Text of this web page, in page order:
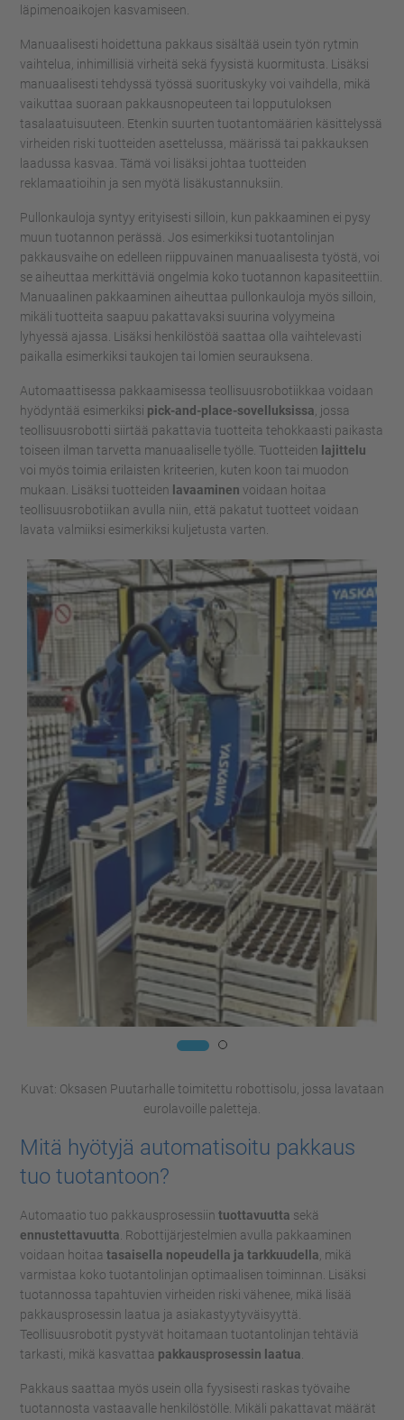
läpimenoaikojen kasvamiseen.
Manuaalisesti hoidettuna pakkaus sisältää usein työn rytmin
vaihtelua, inhimillisiä virheitä sekä fyysistä kuormitusta. Lisäksi
manuaalisesti tehdyssä työssä suorituskyky voi vaihdella, mikä
vaikuttaa suoraan pakkausnopeuteen tai lopputuloksen
tasalaatuisuuteen. Etenkin suurten tuotantomäärien käsittelyssä
virheiden riski tuotteiden asettelussa, määrissä tai pakkauksen
laadussa kasvaa. Tämä voi lisäksi johtaa tuotteiden
reklamaatioihin ja sen myötä lisäkustannuksiin.
Pullonkauloja syntyy erityisesti silloin, kun pakkaaminen ei pysy
muun tuotannon perässä. Jos esimerkiksi tuotantolinjan
pakkausvaihe on edelleen riippuvainen manuaalisesta työstä, voi
se aiheuttaa merkittäviä ongelmia koko tuotannon kapasiteettiin.
Manuaalinen pakkaaminen aiheuttaa pullonkauloja myös silloin,
mikäli tuotteita saapuu pakattavaksi suurina volyymeina
lyhyessä ajassa. Lisäksi henkilöstöä saattaa olla vaihtelevasti
paikalla esimerkiksi taukojen tai lomien seurauksena.
Automaattisessa pakkaamisessa teollisuusrobotiikkaa voidaan
hyödyntää esimerkiksi pick-and-place-sovelluksissa , jossa
teollisuusrobotti siirtää pakattavia tuotteita tehokkaasti paikasta
toiseen ilman tarvetta manuaaliselle työlle. Tuotteiden lajittelu
voi myös toimia erilaisten kriteerien, kuten koon tai muodon
mukaan. Lisäksi tuotteiden lavaaminen voidaan hoitaa
teollisuusrobotiikan avulla niin, että pakatut tuotteet voidaan
lavata valmiiksi esimerkiksi kuljetusta varten.
Kuvat: Oksasen Puutarhalle toimitettu robottisolu, jossa lavataan
eurolavoille paletteja.
Mitä hyötyjä automatisoitu pakkaus
tuo tuotantoon?
Automaatio tuo pakkausprosessiin tuottavuutta sekä
ennustettavuutta . Robottijärjestelmien avulla pakkaaminen
voidaan hoitaa tasaisella nopeudella ja tarkkuudella , mikä
varmistaa koko tuotantolinjan optimaalisen toiminnan. Lisäksi
tuotannossa tapahtuvien virheiden riski vähenee, mikä lisää
pakkausprosessin laatua ja asiakastyytyväisyyttä.
Teollisuusrobotit pystyvät hoitamaan tuotantolinjan tehtäviä
tarkasti, mikä kasvattaa pakkausprosessin laatua
Pakkaus saattaa myös usein olla fyysisesti raskas työvaihe
tuotannosta vastaavalle henkilöstölle. Mikäli pakattavat määrät